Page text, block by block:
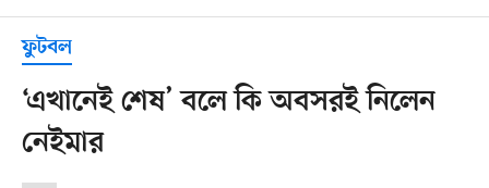
ফুটবল
‘এখানেই শেষ’ বলে কি অবসরই নিলেন
নেইমার